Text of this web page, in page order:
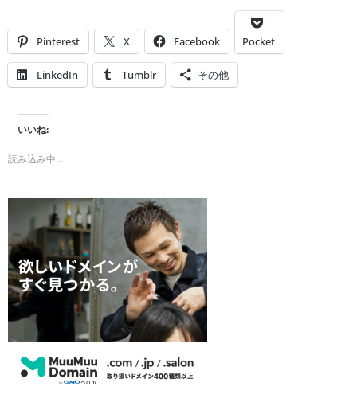
Pinterest X Facebook Pocket
LinkedIn Tumblr その他
いいね:
読み込み中…